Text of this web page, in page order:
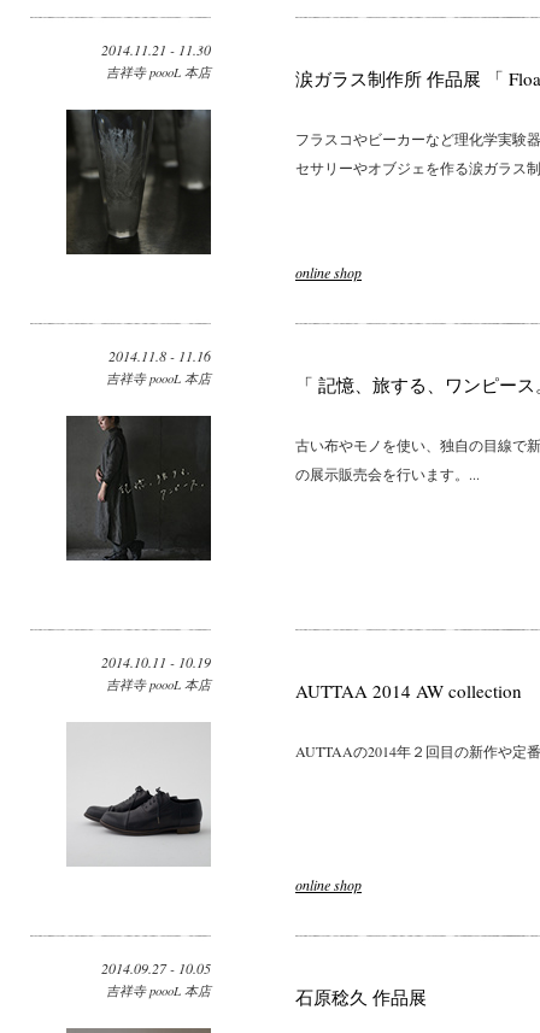
2014.11.21 - 11.30
吉祥寺 poooL 本店 涙ガラス制作所 作品展 「
フラスコやビーカーなど理化学実験
セサリーやオブジェを作る涙ガラス
online shop
2014.11.8 - 11.16
吉祥寺 poooL 本店 「 記憶、旅する、ワンピー
古い布やモノを使い、独自の目線で
の展示販売会を行います。...
2014.10.11 - 10.19
吉祥寺 poooL 本店 AUTTAA 2014 AW collection
AUTTAAの2014年２回目の新作や定
online shop
2014.09.27 - 10.05
吉祥寺 poooL 本店 石原稔久 作品展